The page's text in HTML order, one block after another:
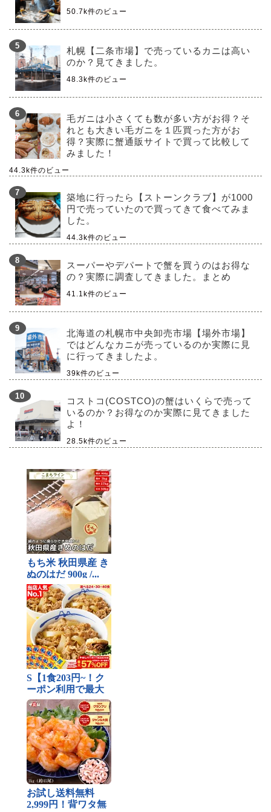
50.7k件のビュー
札幌【二条市場】で売っているカニは高い
のか？見てきました。
48.3k件のビュー
毛ガニは小さくても数が多い方がお得？そ
れとも大きい毛ガニを１匹買った方がお
得？実際に蟹通販サイトで買って比較して
みました！
44.3k件のビュー
築地に行ったら【ストーンクラブ】が1000
円で売っていたので買ってきて食べてみま
した。
44.3k件のビュー
スーパーやデパートで蟹を買うのはお得な
の？実際に調査してきました。まとめ
41.1k件のビュー
北海道の札幌市中央卸売市場【場外市場】
ではどんなカニが売っているのか実際に見
に行ってきましたよ。
39k件のビュー
コストコ(COSTCO)の蟹はいくらで売って
いるのか？お得なのか実際に見てきました
よ！
28.5k件のビュー